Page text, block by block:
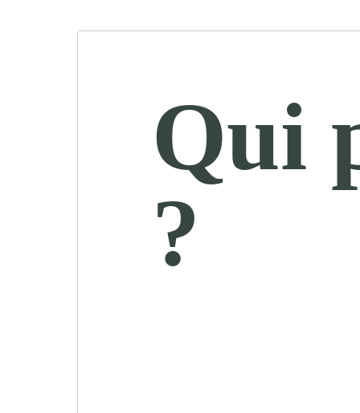
Qui
?